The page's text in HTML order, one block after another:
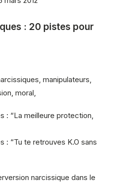
: 20 pistes pour
manipulateurs,
moral,
: “La meilleure protection,
: “Tu te retrouves K.O sans
narcissique dans le